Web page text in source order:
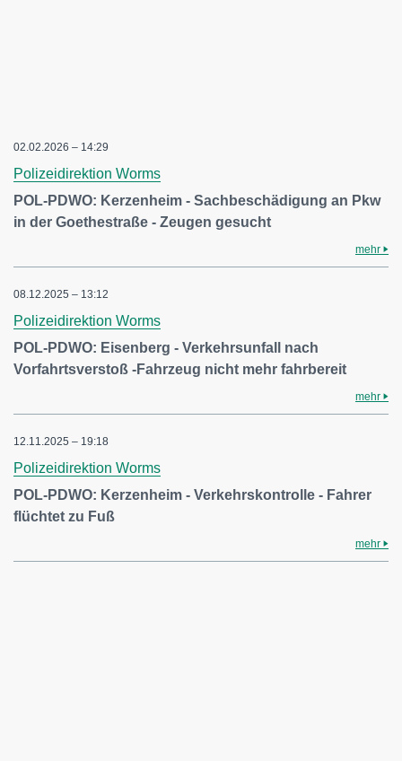
02.02.2026 – 14:29
Polizeidirektion Worms
POL-PDWO: Kerzenheim - Sachbeschädigung an Pkw
in der Goethestraße - Zeugen gesucht
mehr
08.12.2025 – 13:12
Polizeidirektion Worms
POL-PDWO: Eisenberg - Verkehrsunfall nach
Vorfahrtsverstoß -Fahrzeug nicht mehr fahrbereit
mehr
12.11.2025 – 19:18
Polizeidirektion Worms
POL-PDWO: Kerzenheim - Verkehrskontrolle - Fahrer
flüchtet zu Fuß
mehr